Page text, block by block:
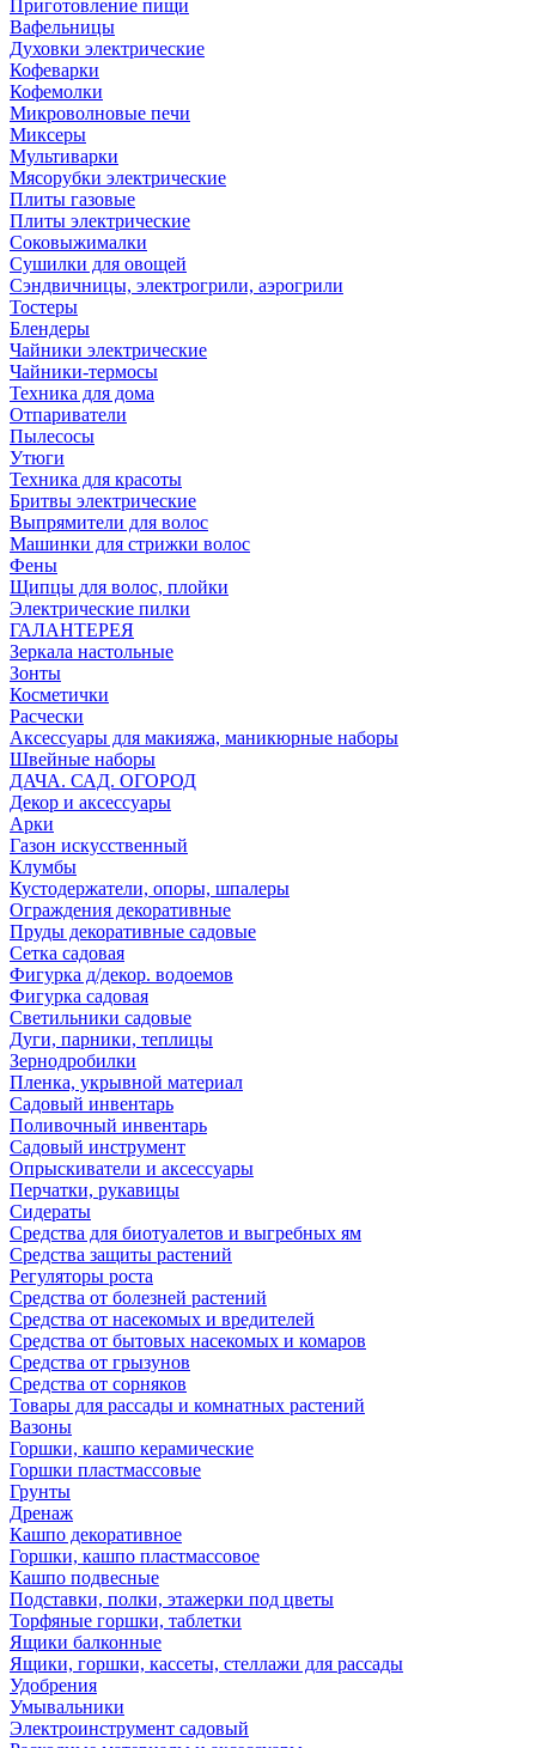
Приготовление пищи
Вафельницы
Духовки электрические
Кофеварки
Кофемолки
Микроволновые печи
Миксеры
Мультиварки
Мясорубки электрические
Плиты газовые
Плиты электрические
Соковыжималки
Сушилки для овощей
Сэндвичницы, электрогрили, аэрогрили
Тостеры
Блендеры
Чайники электрические
Чайники-термосы
Техника для дома
Отпариватели
Пылесосы
Утюги
Техника для красоты
Бритвы электрические
Выпрямители для волос
Машинки для стрижки волос
Фены
Щипцы для волос, плойки
Электрические пилки
ГАЛАНТЕРЕЯ
Зеркала настольные
Зонты
Косметички
Расчески
Аксессуары для макияжа, маникюрные наборы
Швейные наборы
ДАЧА. САД. ОГОРОД
Декор и аксессуары
Арки
Газон искусственный
Клумбы
Кустодержатели, опоры, шпалеры
Ограждения декоративные
Пруды декоративные садовые
Сетка садовая
Фигурка д/декор. водоемов
Фигурка садовая
Светильники садовые
Дуги, парники, теплицы
Зернодробилки
Пленка, укрывной материал
Садовый инвентарь
Поливочный инвентарь
Садовый инструмент
Опрыскиватели и аксессуары
Перчатки, рукавицы
Сидераты
Средства для биотуалетов и выгребных ям
Средства защиты растений
Регуляторы роста
Средства от болезней растений
Средства от насекомых и вредителей
Средства от бытовых насекомых и комаров
Средства от грызунов
Средства от сорняков
Товары для рассады и комнатных растений
Вазоны
Горшки, кашпо керамические
Горшки пластмассовые
Грунты
Дренаж
Кашпо декоративное
Горшки, кашпо пластмассовое
Кашпо подвесные
Подставки, полки, этажерки под цветы
Торфяные горшки, таблетки
Ящики балконные
Ящики, горшки, кассеты, стеллажи для рассады
Удобрения
Умывальники
Электроинструмент садовый